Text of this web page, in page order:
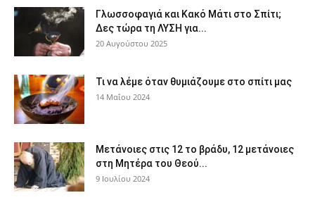
Γλωσσοφαγιά και Κακό Μάτι στο Σπίτι;
Δες τώρα τη ΛΥΣΗ για...
20 Αυγούστου 2025
Τι να λέμε όταν θυμιάζουμε στο σπίτι μας
14 Μαΐου 2024
Μετάνοιες στις 12 το βράδυ, 12 μετάνοιες
στη Μητέρα του Θεού...
9 Ιουλίου 2024